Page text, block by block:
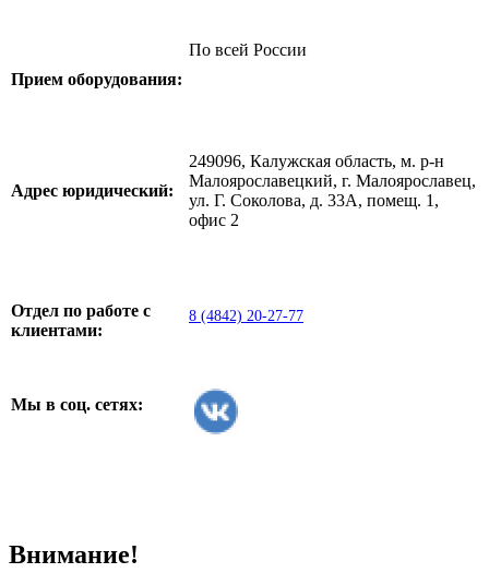
Прием оборудования:
Адрес юридический:
По всей России
249096, Калужская область, м. р-н
Малоярославецкий, г. Малоярославец,
ул. Г. Соколова, д. 33А, помещ. 1,
офис 2
Отдел по работе с
клиентами:
Мы в соц. сетях:
8 (4842) 20-27-77
Внимание!